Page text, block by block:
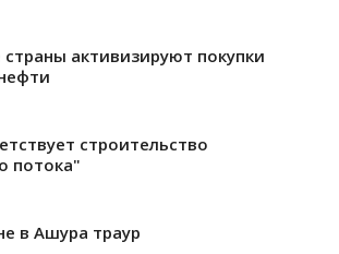
страны активизируют покупки
строительство
потока"
в Ашура траур